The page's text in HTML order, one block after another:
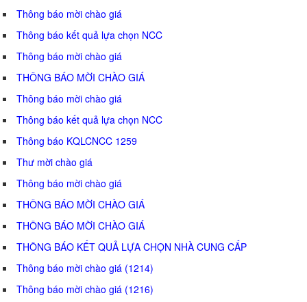
Thông báo mời chào giá
Thông báo kết quả lựa chọn NCC
Thông báo mời chào giá
THÔNG BÁO MỜI CHÀO GIÁ
Thông báo mời chào giá
Thông báo kết quả lựa chọn NCC
Thông báo KQLCNCC 1259
Thư mời chào giá
Thông báo mời chào giá
THÔNG BÁO MỜI CHÀO GIÁ
THÔNG BÁO MỜI CHÀO GIÁ
THÔNG BÁO KẾT QUẢ LỰA CHỌN NHÀ CUNG CẤP
Thông báo mời chào giá (1214)
Thông báo mời chào giá (1216)